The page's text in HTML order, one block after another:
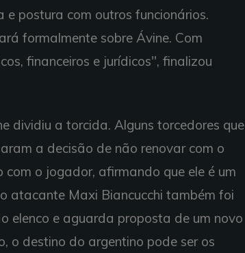
postura com outros funcionários.
formalmente sobre Ávine. Com
financeiros e jurídicos", finalizou
dividiu a torcida. Alguns torcedores que
a decisão de não renovar com o
o jogador, afirmando que ele é um
atacante Maxi Biancucchi também foi
elenco e aguarda proposta de um novo
o destino do argentino pode ser os